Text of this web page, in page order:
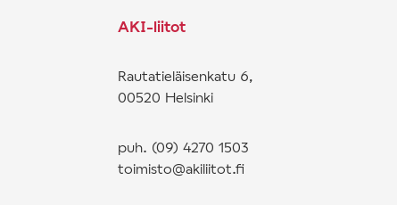
AKI-liitot
Rautatieläisenkatu 6,
00520 Helsinki
puh. (09) 4270 1503
toimisto@akiliitot.fi